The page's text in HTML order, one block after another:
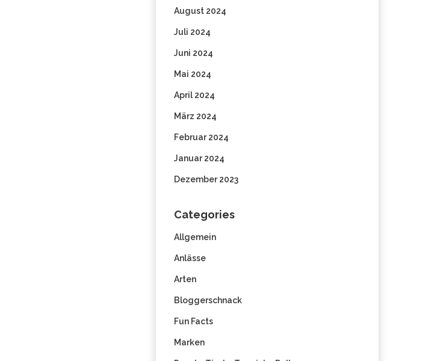
August 2024
Juli 2024
Juni 2024
Mai 2024
April 2024
März 2024
Februar 2024
Januar 2024
Dezember 2023
Categories
Allgemein
Anlässe
Arten
Bloggerschnack
Fun Facts
Marken